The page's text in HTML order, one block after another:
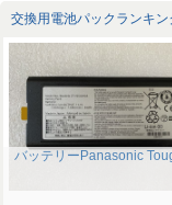
交換用電池パックランキン
バッテリーPanasonic